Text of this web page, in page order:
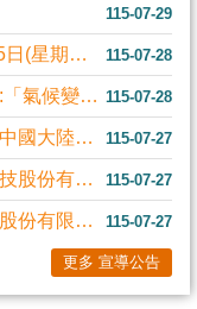
115-07-29
115-07-28
財團法人中央畜產會於115年10月5日(星期一)「2026有機畜產品法令宣導....
115-07-28
農業部高雄區農業改良場專題演講:「氣候變遷下糧食作物的機會與挑戰：全球視 野....
115-07-27
函轉農業部新增晉銓機械貿易進口中國大陸製造雷沃谷神 牌3095 4LZ-9G....
115-07-27
函轉農業部農糧署停止建興農業科技股份有限公司商品 「建興牌丹酵素肥」登載為有....
115-07-27
函轉農業部農糧署同意宏存堆肥場股份有限公司產製之「金崙沃肥」肥製(質)字第1....
更多 宣導公告